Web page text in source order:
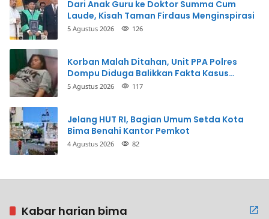
Dari Anak Guru ke Doktor Summa Cum
Laude, Kisah Taman Firdaus Menginspirasi
5 Agustus 2026 126
Korban Malah Ditahan, Unit PPA Polres
Dompu Diduga Balikkan Fakta Kasus
Penganiayaan
5 Agustus 2026 117
Jelang HUT RI, Bagian Umum Setda Kota
Bima Benahi Kantor Pemkot
4 Agustus 2026 82
Kabar harian bima